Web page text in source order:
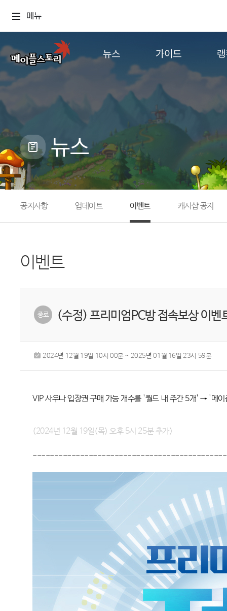
메뉴
뉴스
공지사항
업데이트
캐시샵 공지
메이플 알림판
with maple
가이드
게임정보
직업소개
확률형 아이템
NEXON NOW
뉴스
공지사항 업데이트 이벤트 캐시샵 공지
이벤트
(수정) 프리미엄PC방 접속보상 이
2024년 12월 19일 10시 00분 ~ 2025년 01월 16일 23시 59분
VIP 사우나 입장권 구매 가능 개수를 '월드 내 주간 5개' → '메
(2024년 12월 19일(목) 오후 5시 25분 추가)